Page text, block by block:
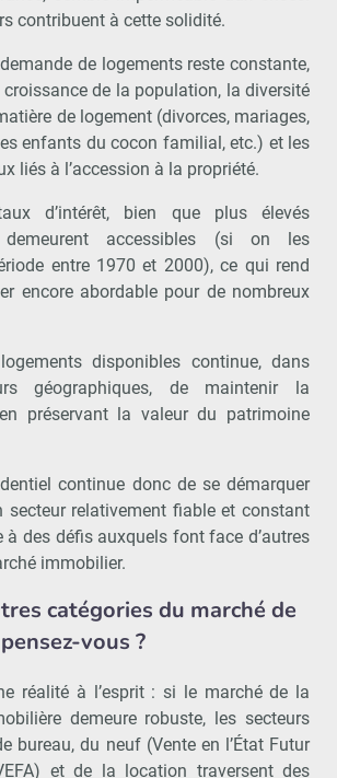
contribuent à cette solidité.
de logements reste constante,
de la population, la diversité
de logement (divorces, mariages,
enfants du cocon familial, etc.) et les
liés à l’accession à la propriété.
d’intérêt, bien que plus élevés
demeurent accessibles (si on les
entre 1970 et 2000), ce qui rend
encore abordable pour de nombreux
disponibles continue, dans
géographiques, de maintenir la
préservant la valeur du patrimoine
continue donc de se démarquer
secteur relativement fiable et constant
à des défis auxquels font face d’autres
immobilier.
catégories du marché de
vous ?
réalité à l’esprit : si le marché de la
demeure robuste, les secteurs
bureau, du neuf (Vente en l’État Futur
et de la location traversent des